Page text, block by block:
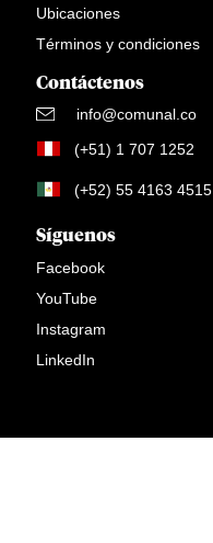
Ubicaciones
Términos y condiciones
Contáctenos
info@comunal.co
(+51) 1 707 1252
(+52) 55 4163 4515
Síguenos
Facebook
YouTube
Instagram
LinkedIn